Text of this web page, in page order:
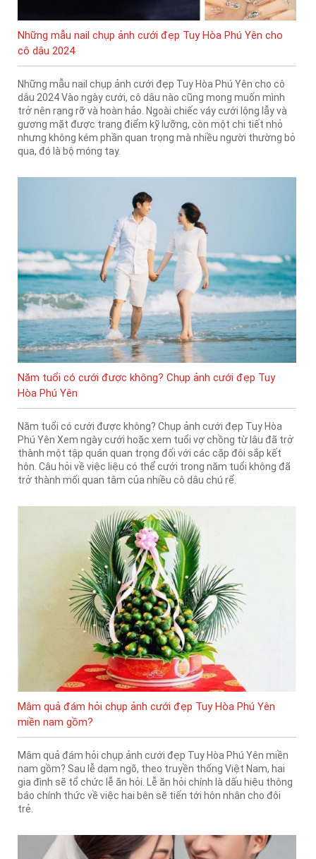
Những mẫu nail chụp ảnh cưới đẹp Tuy Hòa Phú Yên cho
cô dâu 2024
Những mẫu nail chụp ảnh cưới đẹp Tuy Hòa Phú Yên cho cô
dâu 2024 Vào ngày cưới, cô dâu nào cũng mong muốn mình
trở nên rạng rỡ và hoàn hảo. Ngoài chiếc váy cưới lộng lẫy và
gương mặt được trang điểm kỹ lưỡng, còn một chi tiết nhỏ
nhưng không kém phần quan trọng mà nhiều người thường bỏ
qua, đó là bộ móng tay.
Năm tuổi có cưới được không? Chụp ảnh cưới đẹp Tuy
Hòa Phú Yên
Năm tuổi có cưới được không? Chụp ảnh cưới đẹp Tuy Hòa
Phú Yên Xem ngày cưới hoặc xem tuổi vợ chồng từ lâu đã trở
thành một tập quán quan trọng đối với các cặp đôi sắp kết
hôn. Câu hỏi về việc liệu có thể cưới trong năm tuổi không đã
trở thành mối quan tâm của nhiều cô dâu chú rể.
Mâm quả đám hỏi chụp ảnh cưới đẹp Tuy Hòa Phú Yên
miền nam gồm?
Mâm quả đám hỏi chụp ảnh cưới đẹp Tuy Hòa Phú Yên miền
nam gồm? Sau lễ dạm ngõ, theo truyền thống Việt Nam, hai
gia đình sẽ tổ chức lễ ăn hỏi. Lễ ăn hỏi chính là dấu hiệu thông
báo chính thức về việc hai bên sẽ tiến tới hôn nhân cho đôi
trẻ.